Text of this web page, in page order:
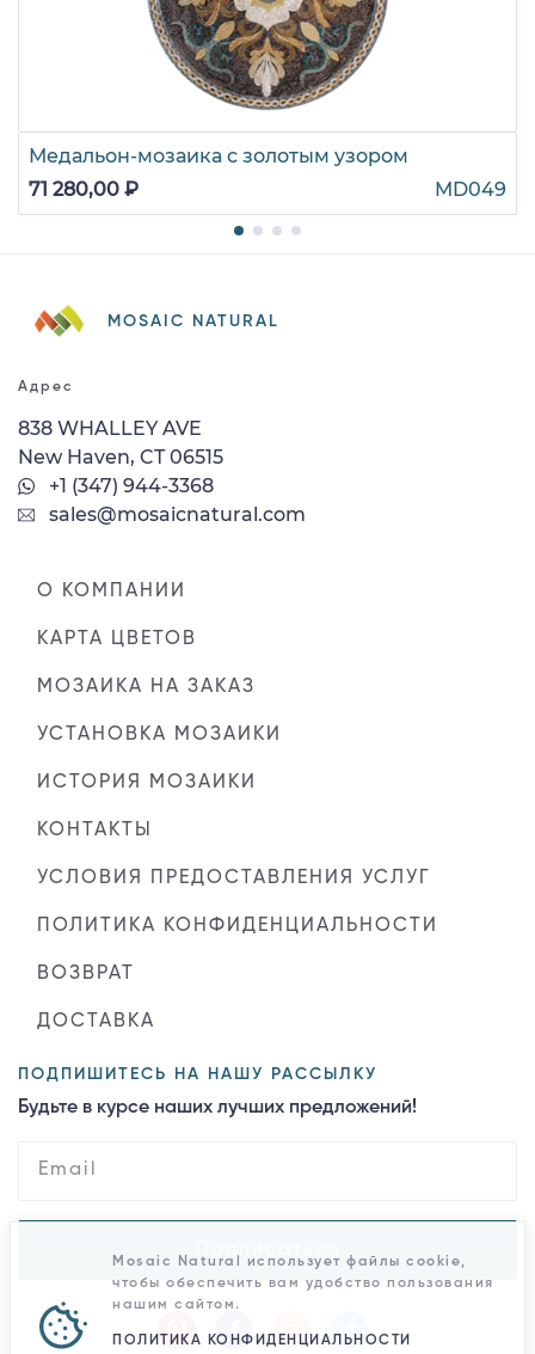
Медальон-мозаика с золотым узором
71 280,00 ₽
MD049
MOSAIC NATURAL
Адрес
838 WHALLEY AVE
New Haven, CT 06515
+1 (347) 944-3368
sales@mosaicnatural.com
О КОМПАНИИ
КАРТА ЦВЕТОВ
МОЗАИКА НА ЗАКАЗ
УСТАНОВКА МОЗАИКИ
ИСТОРИЯ МОЗАИКИ
КОНТАКТЫ
УСЛОВИЯ ПРЕДОСТАВЛЕНИЯ УСЛУГ
ПОЛИТИКА КОНФИДЕНЦИАЛЬНОСТИ
ВОЗВРАТ
ДОСТАВКА
ПОДПИШИТЕСЬ НА НАШУ РАССЫЛКУ
Будьте в курсе наших лучших предложений!
Mosaic Natural использует файлы cookie,
чтобы обеспечить вам удобство пользования
нашим сайтом.
ПОЛИТИКА КОНФИДЕНЦИАЛЬНОСТИ